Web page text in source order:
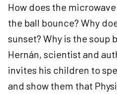
How does the
the ball bounce? Why
sunset? Why is the soup
Hernán, scientist and
invites his children to
and show them that